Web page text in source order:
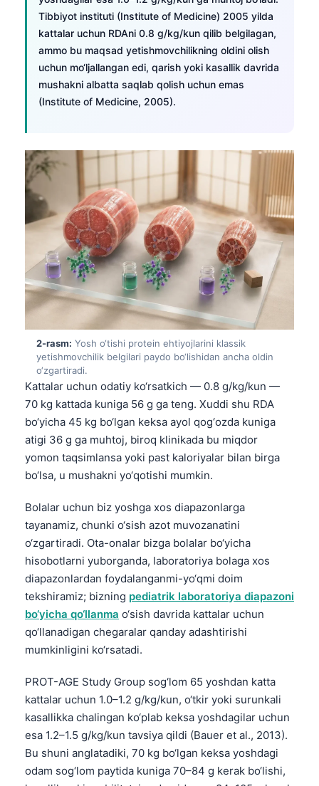
Tibbiyot instituti (Institute of Medicine) 2005 yilda
kattalar uchun RDAni 0.8 g/kg/kun qilib belgilagan,
ammo bu maqsad yetishmovchilikning oldini olish
uchun mo‘ljallangan edi, qarish yoki kasallik davrida
mushakni albatta saqlab qolish uchun emas
(Institute of Medicine, 2005).
2-rasm: Yosh o‘tishi protein ehtiyojlarini klassik
yetishmovchilik belgilari paydo bo‘lishidan ancha oldin
o‘zgartiradi.
Kattalar uchun odatiy ko‘rsatkich — 0.8 g/kg/kun —
70 kg kattada kuniga 56 g ga teng. Xuddi shu RDA
bo‘yicha 45 kg bo‘lgan keksa ayol qog‘ozda kuniga
atigi 36 g ga muhtoj, biroq klinikada bu miqdor
yomon taqsimlansa yoki past kaloriyalar bilan birga
bo‘lsa, u mushakni yo‘qotishi mumkin.
Bolalar uchun biz yoshga xos diapazonlarga
tayanamiz, chunki o‘sish azot muvozanatini
o‘zgartiradi. Ota-onalar bizga bolalar bo‘yicha
hisobotlarni yuborganda, laboratoriya bolaga xos
diapazonlardan foydalanganmi-yo‘qmi doim
tekshiramiz; bizning pediatrik laboratoriya diapazoni
bo‘yicha qo‘llanma o‘sish davrida kattalar uchun
qo‘llanadigan chegaralar qanday adashtirishi
mumkinligini ko‘rsatadi.
PROT-AGE Study Group sog‘lom 65 yoshdan katta
kattalar uchun 1.0–1.2 g/kg/kun, o‘tkir yoki surunkali
kasallikka chalingan ko‘plab keksa yoshdagilar uchun
esa 1.2–1.5 g/kg/kun tavsiya qildi (Bauer et al., 2013).
Bu shuni anglatadiki, 70 kg bo‘lgan keksa yoshdagi
odam sog‘lom paytida kuniga 70–84 g kerak bo‘lishi,